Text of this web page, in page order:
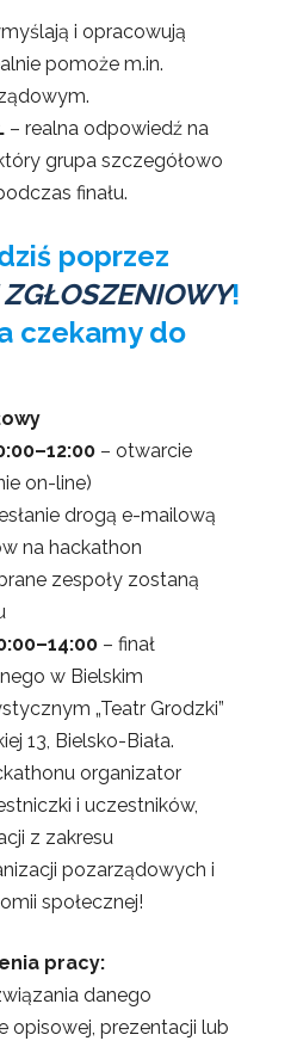
i opracowują
pomoże m.in.
– realna odpowiedź na
grupa szczegółowo
finału.
poprzez
!
czekamy do
– otwarcie
on-line)
drogą e-mailową
na hackathon
zespoły zostaną
– finał
w Bielskim
„Teatr Grodzki”
13, Bielsko-Biała.
organizator
i uczestników,
z zakresu
pozarządowych i
społecznej!
pracy:
danego
opisowej, prezentacji lub